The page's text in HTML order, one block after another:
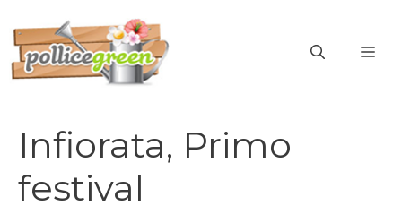
contenuto
Infiorata, Primo
festival